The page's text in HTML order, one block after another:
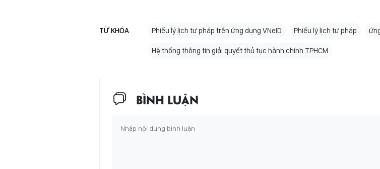
TỪ KHÓA Phiếu lý lịch tư pháp trên ứng dụng VNeID Phiếu lý lịch tư pháp
Hệ thống thông tin giải quyết thủ tục hành chính TPHCM
BÌNH LUẬN